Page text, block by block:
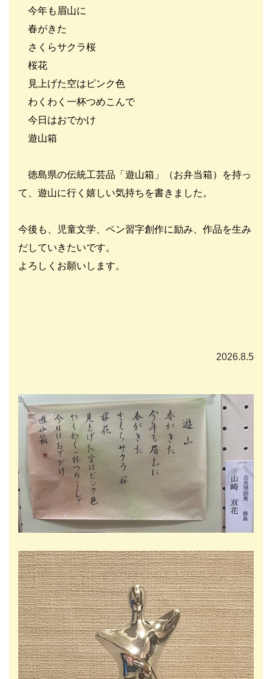
今年も眉山に
春がきた
さくらサクラ桜
桜花
見上げた空はピンク色
わくわく一杯つめこんで
今日はおでかけ
遊山箱
徳島県の伝統工芸品「遊山箱」（お弁当箱）を持っ
て、遊山に行く嬉しい気持ちを書きました。
今後も、児童文学、ペン習字創作に励み、作品を生み
だしていきたいです。
よろしくお願いします。
2026.8.5